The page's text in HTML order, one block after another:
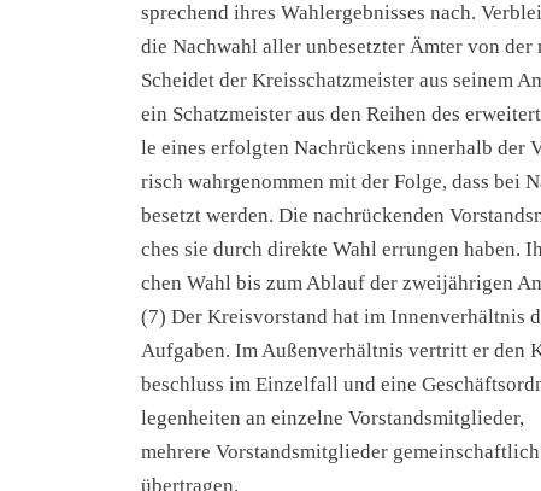
spre­chend ihres Wahl­er­geb­nis­ses nach.
die Nach­wahl aller unbe­setz­ter Ämter von
Schei­det der Kreis­schatz­meis­ter aus sei­nem
ein Schatz­meis­ter aus den Rei­hen des
le eines erfolg­ten Nach­rü­ckens inner­halb der
risch wahr­ge­nom­men mit der Fol­ge, dass bei
besetzt wer­den. Die nach­rü­cken­den
ches sie durch direk­te Wahl errun­gen
chen Wahl bis zum Ablauf der zwei­jäh­ri­gen
(7) Der Kreis­vor­stand hat im Innen­ver­hält­nis
Auf­ga­ben. Im Außen­ver­hält­nis ver­tritt er den
be­schluss im Ein­zel­fall und eine
le­gen­hei­ten an ein­zel­ne Vor­stands­mit­glie­der,
meh­re­re Vor­stands­mit­glie­der
über­tra­gen.